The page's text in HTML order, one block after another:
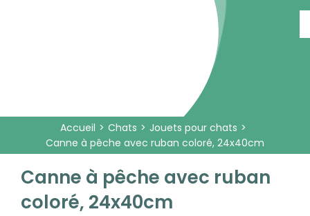
Accueil Chats
Jouets pour chats
Canne à pêche avec ruban coloré, 24x40cm
Canne à pêche avec ruban
coloré, 24x40cm